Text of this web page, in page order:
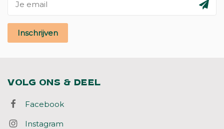
Inschrijven
VOLG ONS & DEEL
Facebook
Instagram